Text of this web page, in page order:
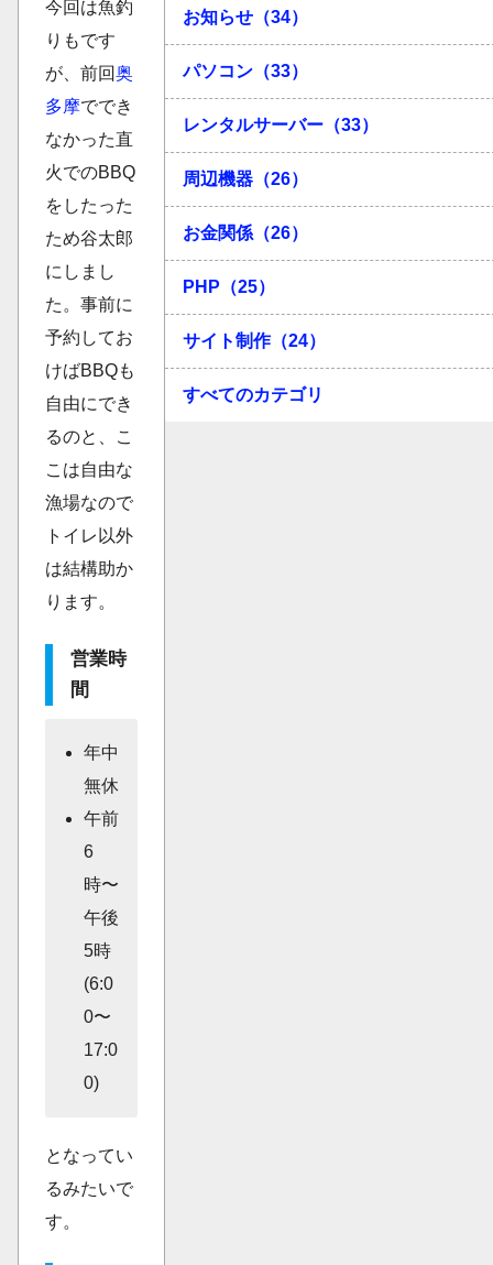
今回は魚釣
りもです
が、前回奥
多摩ででき
なかった直
火でのBBQ
をしたった
ため谷太郎
にしまし
た。事前に
予約してお
けばBBQも
自由にでき
るのと、こ
こは自由な
漁場なので
トイレ以外
は結構助か
ります。
営業時
間
年中
無休
午前
6
時〜
午後
5時
(6:0
0〜
17:0
0)
となってい
るみたいで
す。
お知らせ（34）
パソコン（33）
レンタルサーバー（33）
周辺機器（26）
お金関係（26）
PHP（25）
サイト制作（24）
すべてのカテゴリ